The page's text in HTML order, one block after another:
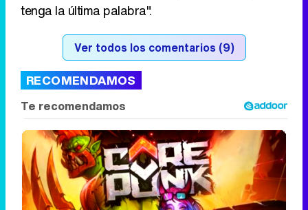
tenga la última palabra".
Ver todos los comentarios (9)
RECOMENDAMOS